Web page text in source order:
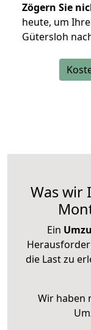
Zögern Sie
heute, um
Gütersloh
Was wir
Ein
die Last zu
Wir haben